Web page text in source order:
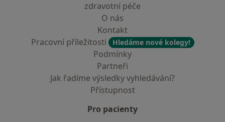
zdravotní péče
O nás
Kontakt
Pracovní příležitosti
Hledáme nové kolegy!
Podmínky
Partneři
Jak řadíme výsledky vyhledávání?
Přístupnost
Pro pacienty